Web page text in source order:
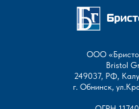
ООО
Bristol
249037, РФ,
г. Обнинск,